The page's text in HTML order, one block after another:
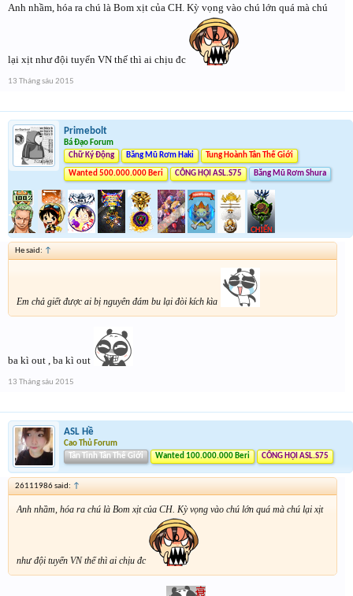
Anh nhầm, hóa ra chú là Bom xịt của CH. Kỳ vọng vào chú lớn quá mà chú
lại xịt như đội tuyển VN thế thì ai chịu đc
13 Tháng sáu 2015
Primebolt
Bá Đạo Forum
Chữ Ký Động
Băng Mũ Rơm Haki Tung Hoành Tân Thế Giới
Wanted 500.000.000 Beri CÔNG HỘI ASL.S75 Băng Mũ Rơm Shura
He said: ↑
Em chả giết được ai bị nguyên đám bu lại đòi kích kìa
ba kì out , ba kì out
13 Tháng sáu 2015
ASL Hề
Cao Thủ Forum
Tân Tinh Tân Thế Giới
Wanted 100.000.000 Beri CÔNG HỘI ASL.S75
26111986 said: ↑
Anh nhầm, hóa ra chú là Bom xịt của CH. Kỳ vọng vào chú lớn quá mà chú lại xịt
như đội tuyển VN thế thì ai chịu đc